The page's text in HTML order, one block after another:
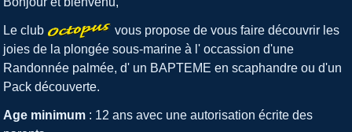
Le club
vous propose de vous faire découvrir les
joies de la plongée sous-marine à l' occassion d'une
Randonnée palmée, d' un BAPTEME en scaphandre ou d'un
Pack découverte.
Age minimum : 12 ans avec une autorisation écrite des